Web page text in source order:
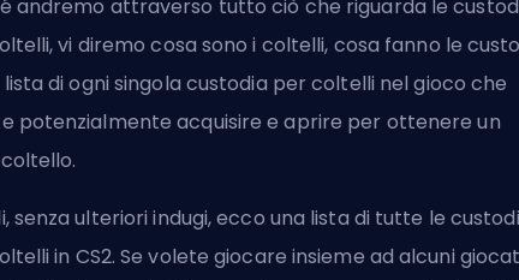
andremo attraverso tutto ciò che riguarda le
vi diremo cosa sono i coltelli, cosa fanno le
lista di ogni singola custodia per coltelli nel gioco che
potenzialmente acquisire e aprire per ottenere un
senza ulteriori indugi, ecco una lista di tutte le
in CS2. Se volete giocare insieme ad alcuni